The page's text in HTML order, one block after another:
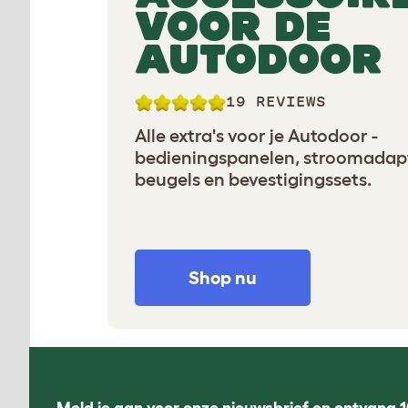
VOOR DE
AUTODOOR
19 REVIEWS
Alle extra's voor je Autodoor -
bedieningspanelen,
beugels en bevestigingssets.
Shop nu